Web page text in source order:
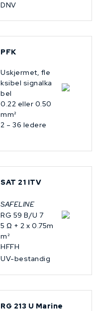
DNV
PFK
Uskjermet, fle
ksibel signalka
bel
0.22 eller 0.50
mm²
2 – 36 ledere
SAT 21 ITV
SAFELINE
RG 59 B/U 7
5 Ω + 2 x 0.75m
m²
HFFH
UV-bestandig
RG 213 U Marine